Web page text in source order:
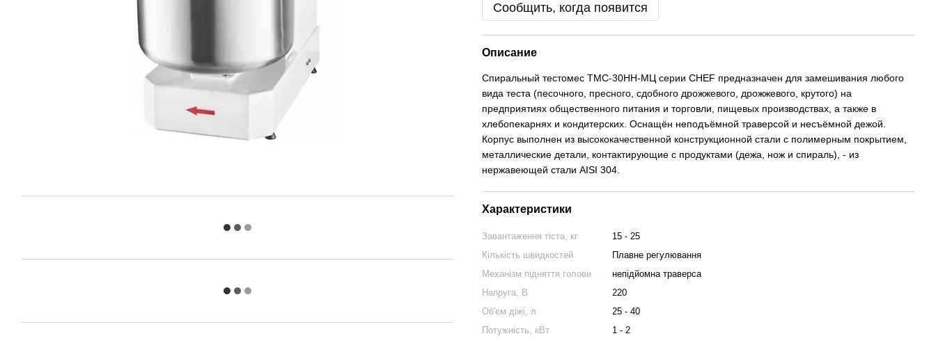
Сообщить, когда появится
Описание
Спиральный тестомес ТМС-30НН-МЦ серии CHEF предназначен для замешивания любого
вида теста (песочного, пресного, сдобного дрожжевого, дрожжевого, крутого) на
предприятиях общественного питания и торговли, пищевых производствах, а также в
хлебопекарнях и кондитерских. Оснащён неподъёмной траверсой и несъёмной дежой.
Корпус выполнен из высококачественной конструкционной стали с полимерным покрытием,
металлические детали, контактирующие с продуктами (дежа, нож и спираль), - из
нержавеющей стали AISI 304.
Характеристики
Завантаження тіста, кг
15 - 25
Кількість швидкостей
Плавне регулювання
Механізм підняття голови
непідйомна траверса
Напруга, В
220
Об'єм діжі, л
25 - 40
Потужність, кВт
1 - 2